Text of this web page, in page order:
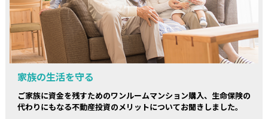
家族の生活を守る
ご家族に資金を残すためのワンルームマンション購入、生命保険の
代わりにもなる不動産投資のメリットについてお聞きしました。